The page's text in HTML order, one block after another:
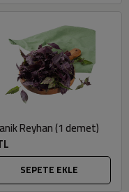
Reyhan (1 demet)
SEPETE EKLE